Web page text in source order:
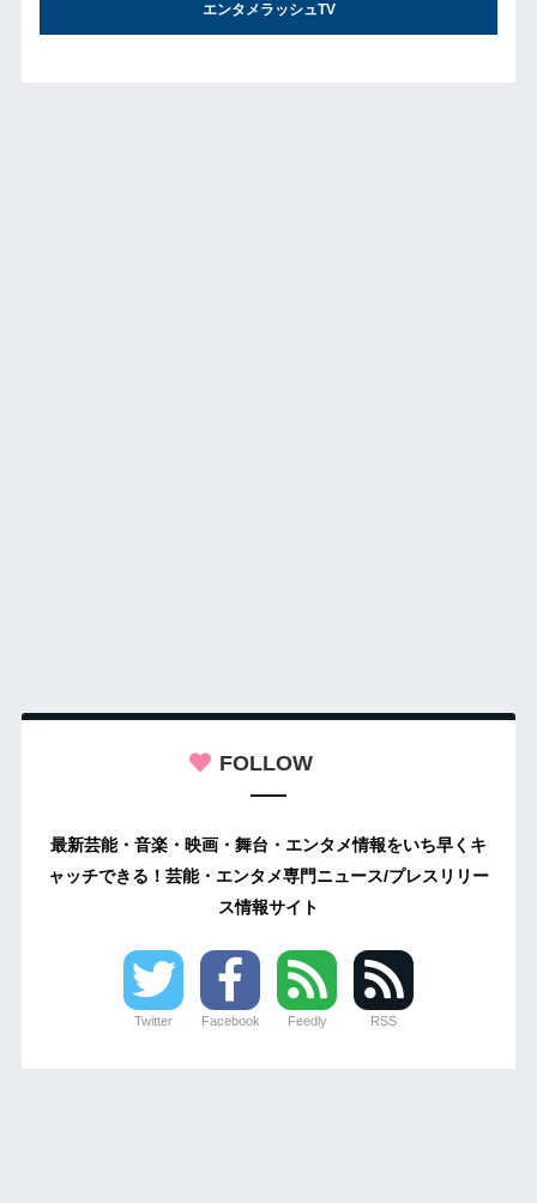
エンタメラッシュTV
FOLLOW
最新芸能・音楽・映画・舞台・エンタメ情報をいち早くキ
ャッチできる！芸能・エンタメ専門ニュース/プレスリリー
ス情報サイト
Twitter Facebook Feedly RSS